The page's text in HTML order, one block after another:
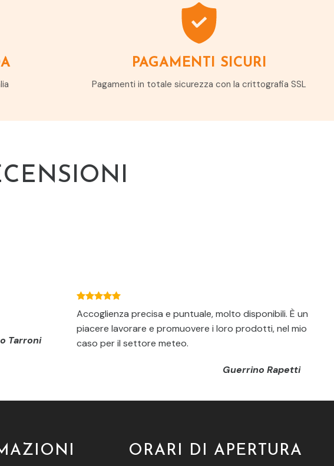
PAGAMENTI SICURI
Pagamenti in totale sicurezza con la crittografia SSL
Tarroni
Accoglienza precisa e puntuale, molto disponibili. È un
piacere lavorare e promuovere i loro prodotti, nel mio
caso per il settore meteo.
Guerrino Rapetti
ORARI DI APERTURA